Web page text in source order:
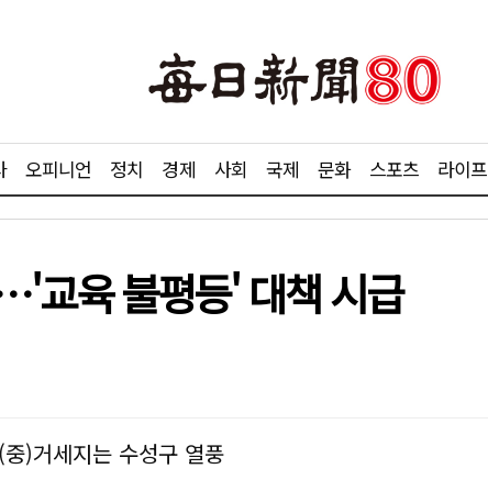
오피니언 정치 경제 사회 국제 문화 스포츠 라이프
교육 불평등' 대책 시급
)거세지는 수성구 열풍